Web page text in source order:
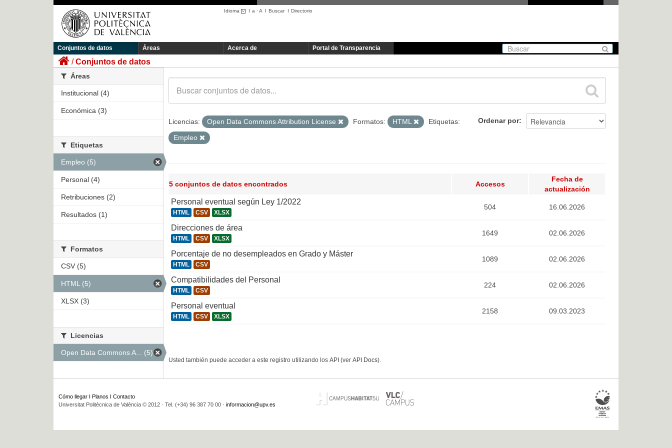
Idioma I a ·A I BuscarI Directorio
Conjuntos de datos Áreas Acerca de Portal de Transparencia
Conjuntos de datos
Ordenar por
Licencias: Open Data Commons Attribution License Formatos: HTML
Etiquetas:
Empleo
5 conjuntos de datos encontrados Accesos
Fecha de
actualización
Personal eventual según Ley 1/2022
HTML CSV XLSX
504 16.06.2026
Direcciones de área
HTML CSV XLSX
1649 02.06.2026
Porcentaje de no desempleados en Grado y Máster
HTML CSV
1089 02.06.2026
Compatibilidades del Personal
HTML CSV
224 02.06.2026
Personal eventual
HTML CSV XLSX
2158 09.03.2023
Usted también puede acceder a este registro utilizando los API (ver API Docs).
Áreas
Institucional (4)
Económica (3)
Etiquetas
Empleo (5)
Personal (4)
Retribuciones (2)
Resultados (1)
Formatos
CSV (5)
HTML (5)
XLSX (3)
Licencias
Open Data Commons A... (5)
Cómo llegar Planos
Contacto
Universitat Politècnica de València © 2012 · Tel. (+34) 96 387 70 00 · informacion@upv.es